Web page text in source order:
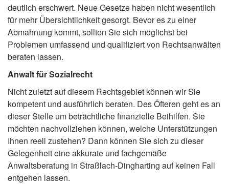
deutlich erschwert. Neue Gesetze haben nicht wesentlich
für mehr Übersichtlichkeit gesorgt. Bevor es zu einer
Abmahnung kommt, sollten Sie sich möglichst bei
Problemen umfassend und qualifiziert von Rechtsanwälten
beraten lassen.
Anwalt für Sozialrecht
Nicht zuletzt auf diesem Rechtsgebiet können wir Sie
kompetent und ausführlich beraten. Des Öfteren geht es an
dieser Stelle um beträchtliche finanzielle Beihilfen. Sie
möchten nachvollziehen können, welche Unterstützungen
Ihnen reell zustehen? Dann können Sie sich zu dieser
Gelegenheit eine akkurate und fachgemäße
Anwaltsberatung in Straßlach-Dingharting auf keinen Fall
entgehen lassen.